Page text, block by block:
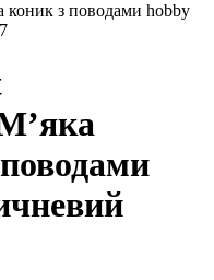
коник з поводами hobby